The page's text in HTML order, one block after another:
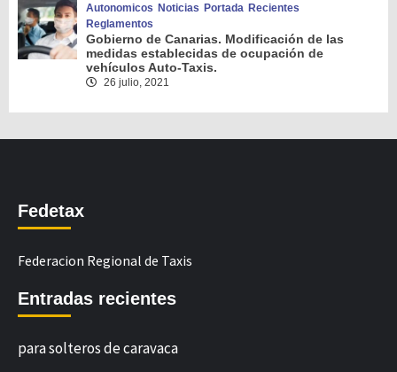
Autonomicos Noticias Portada Recientes
Reglamentos
Gobierno de Canarias. Modificación de las
medidas establecidas de ocupación de
vehículos Auto-Taxis.
26 julio, 2021
Fedetax
Federacion Regional de Taxis
Entradas recientes
para solteros de caravaca